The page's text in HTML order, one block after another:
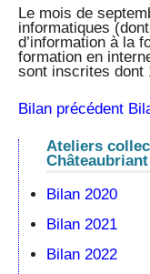
Le mois de
informatiques
d’information à la
formation en
sont inscrites dont
Bilan précédent
Ateliers
Châteaubriant
Bilan 2020
Bilan 2021
Bilan 2022